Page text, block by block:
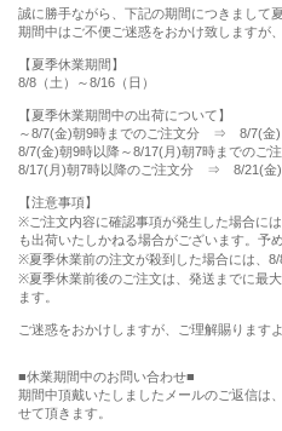
誠に勝手ながら、下記の期間につきまして
期間中はご不便ご迷惑をおかけ致しますが
【夏季休業期間】
8/8（土）～8/16（日）
【夏季休業期間中の出荷について】
～8/7(金)朝9時までのご注文分 ⇒ 8/7(金)
8/7(金)朝9時以降～8/17(月)朝7時までの
8/17(月)朝7時以降のご注文分 ⇒ 8/21(金)
【注意事項】
※ご注文内容に確認事項が発生した場合に
も出荷いたしかねる場合がございます。予
※夏季休業前の注文が殺到した場合には、8/
※夏季休業前後のご注文は、発送までに最
ます。
ご迷惑をおかけしますが、ご理解賜ります
■休業期間中のお問い合わせ■
期間中頂戴いたしましたメールのご返信は
せて頂きます。